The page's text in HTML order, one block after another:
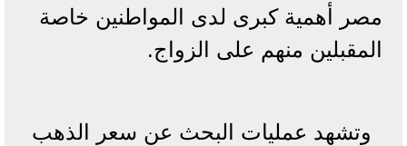
مصر أهمية كبرى لدى المواطنين خاصة
المقبلين منهم على الزواج.
وتشهد عمليات البحث عن سعر الذهب